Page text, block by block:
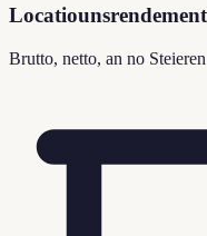
Locatiounsrendement
Brutto, netto, an no